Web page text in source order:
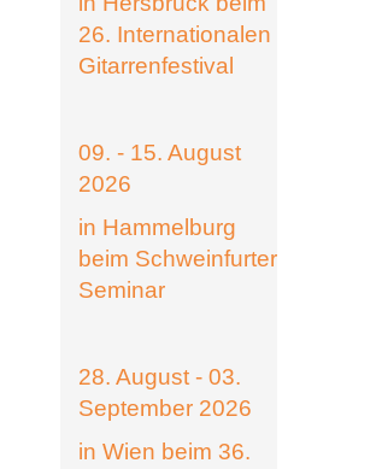
26. Internationalen
Gitarrenfestival
09. - 15. August
2026
in Hammelburg
beim Schweinfurter
Seminar
28. August - 03.
September 2026
in Wien beim 36.